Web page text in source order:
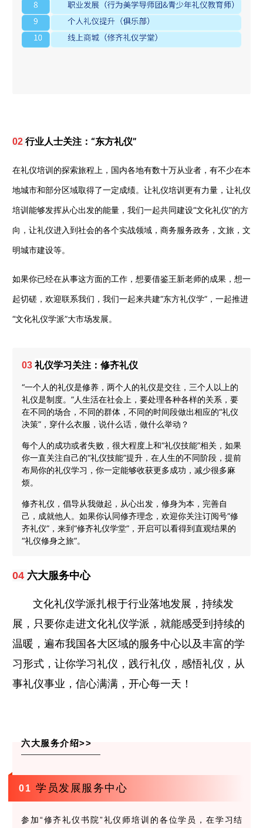
02 行业人士关注：“东方礼仪”
在礼仪培训的探索旅程上，国内各地有数十万从业者，有不少在本
地城市和部分区域取得了一定成绩。让礼仪培训更有力量，让礼仪
培训能够发挥从心出发的能量，我们一起共同建设“文化礼仪”的方
向，让礼仪进入到社会的各个实战领域，商务服务政务，文旅，文
明城市建设等。
如果你已经在从事这方面的工作，想要借鉴王新老师的成果，想一
起切磋，欢迎联系我们，我们一起来共建“东方礼仪学”，一起推进
“文化礼仪学派”大市场发展。
03 礼仪学习关注：修齐礼仪
“一个人的礼仪是修养，两个人的礼仪是交往，三个人以上的
礼仪是制度。”人生活在社会上，要处理各种各样的关系，要
在不同的场合，不同的群体，不同的时间段做出相应的“礼仪
决策”，穿什么衣服，说什么话，做什么举动？
每个人的成功或者失败，很大程度上和“礼仪技能”相关，如果
你一直关注自己的“礼仪技能”提升，在人生的不同阶段，提前
布局你的礼仪学习，你一定能够收获更多成功，减少很多麻
烦。
修齐礼仪，倡导从我做起，从心出发，修身为本，完善自
己，成就他人。如果你认同修齐理念，欢迎你关注订阅号“修
齐礼仪”，来到“修齐礼仪学堂”，开启可以看得到直观结果的
“礼仪修身之旅”。
04 六大服务中心
文化礼仪学派扎根于行业落地发展，持续发
展，只要你走进文化礼仪学派，就能感受到持续的
温暖，遍布我国各大区域的服务中心以及丰富的学
习形式，让你学习礼仪，践行礼仪，感悟礼仪，从
事礼仪事业，信心满满，开心每一天！
六大服务介绍>>
01 学员发展服务中心
参加“修齐礼仪书院”礼仪师培训的各位学员，在学习结